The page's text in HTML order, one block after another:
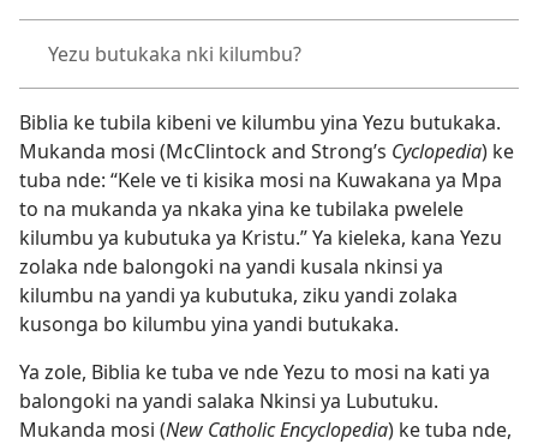
Yezu butukaka nki kilumbu?
Biblia ke tubila kibeni ve kilumbu yina Yezu butukaka.
Mukanda mosi (McClintock and Strong’s Cyclopedia) ke
tuba nde: “Kele ve ti kisika mosi na Kuwakana ya Mpa
to na mukanda ya nkaka yina ke tubilaka pwelele
kilumbu ya kubutuka ya Kristu.” Ya kieleka, kana Yezu
zolaka nde balongoki na yandi kusala nkinsi ya
kilumbu na yandi ya kubutuka, ziku yandi zolaka
kusonga bo kilumbu yina yandi butukaka.
Ya zole, Biblia ke tuba ve nde Yezu to mosi na kati ya
balongoki na yandi salaka Nkinsi ya Lubutuku.
Mukanda mosi (New Catholic Encyclopedia) ke tuba nde,